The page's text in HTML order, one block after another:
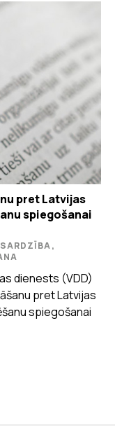
pret Latvijas
spiegošanai
dienests (VDD)
pret Latvijas
spiegošanai